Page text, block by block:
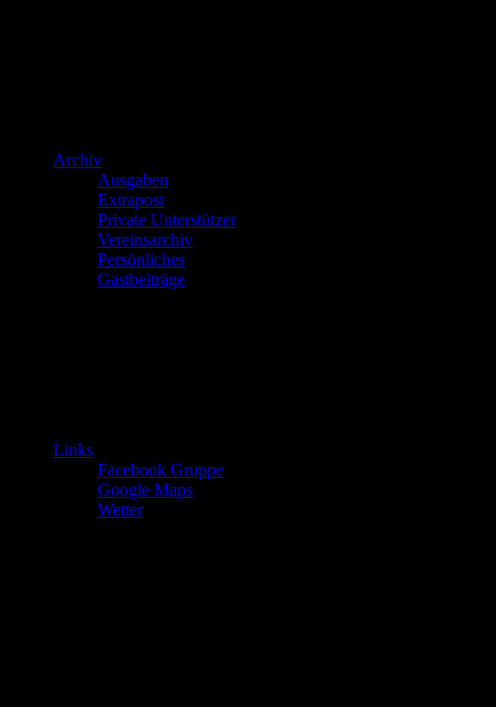
Archiv
Ausgaben
Extrapost
Private Unterstützer
Vereinsarchiv
Persönliches
Gastbeiträge
Links
Facebook Gruppe
Google Maps
Wetter